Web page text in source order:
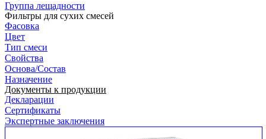
Группа лещадности
Фильтры для сухих смесей
Фасовка
Цвет
Тип смеси
Свойства
Основа/Состав
Назначение
Документы к продукции
Декларации
Сертификаты
Экспертные заключения